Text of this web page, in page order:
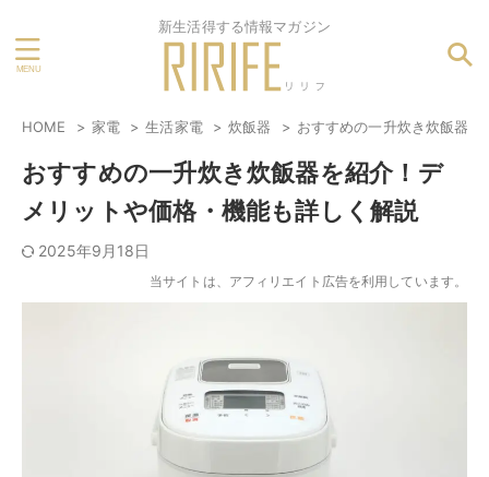
新生活得する情報マガジン
HOME 家電 生活家電 炊飯器 おすすめの一升炊き炊飯器
おすすめの一升炊き炊飯器を紹介！デ
メリットや価格・機能も詳しく解説
2025年9月18日
当サイトは、アフィリエイト広告を利用しています。